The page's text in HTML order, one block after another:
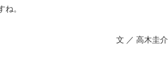
ね。
文 ／ 高木圭介